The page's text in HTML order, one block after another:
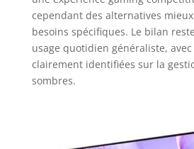
cependant des alternatives
besoins spécifiques. Le bilan
usage quotidien généraliste,
clairement identifiées sur la
sombres.